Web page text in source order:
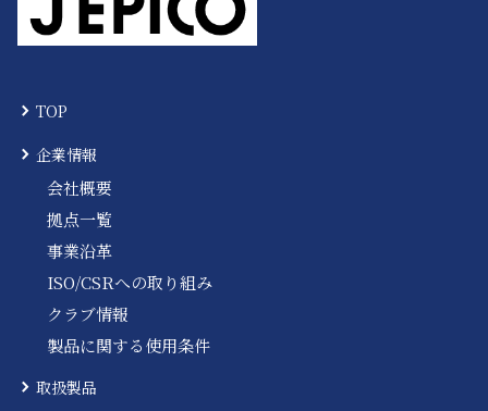
TOP
企業情報
会社概要
拠点一覧
事業沿革
ISO/CSRへの取り組み
クラブ情報
製品に関する使用条件
取扱製品